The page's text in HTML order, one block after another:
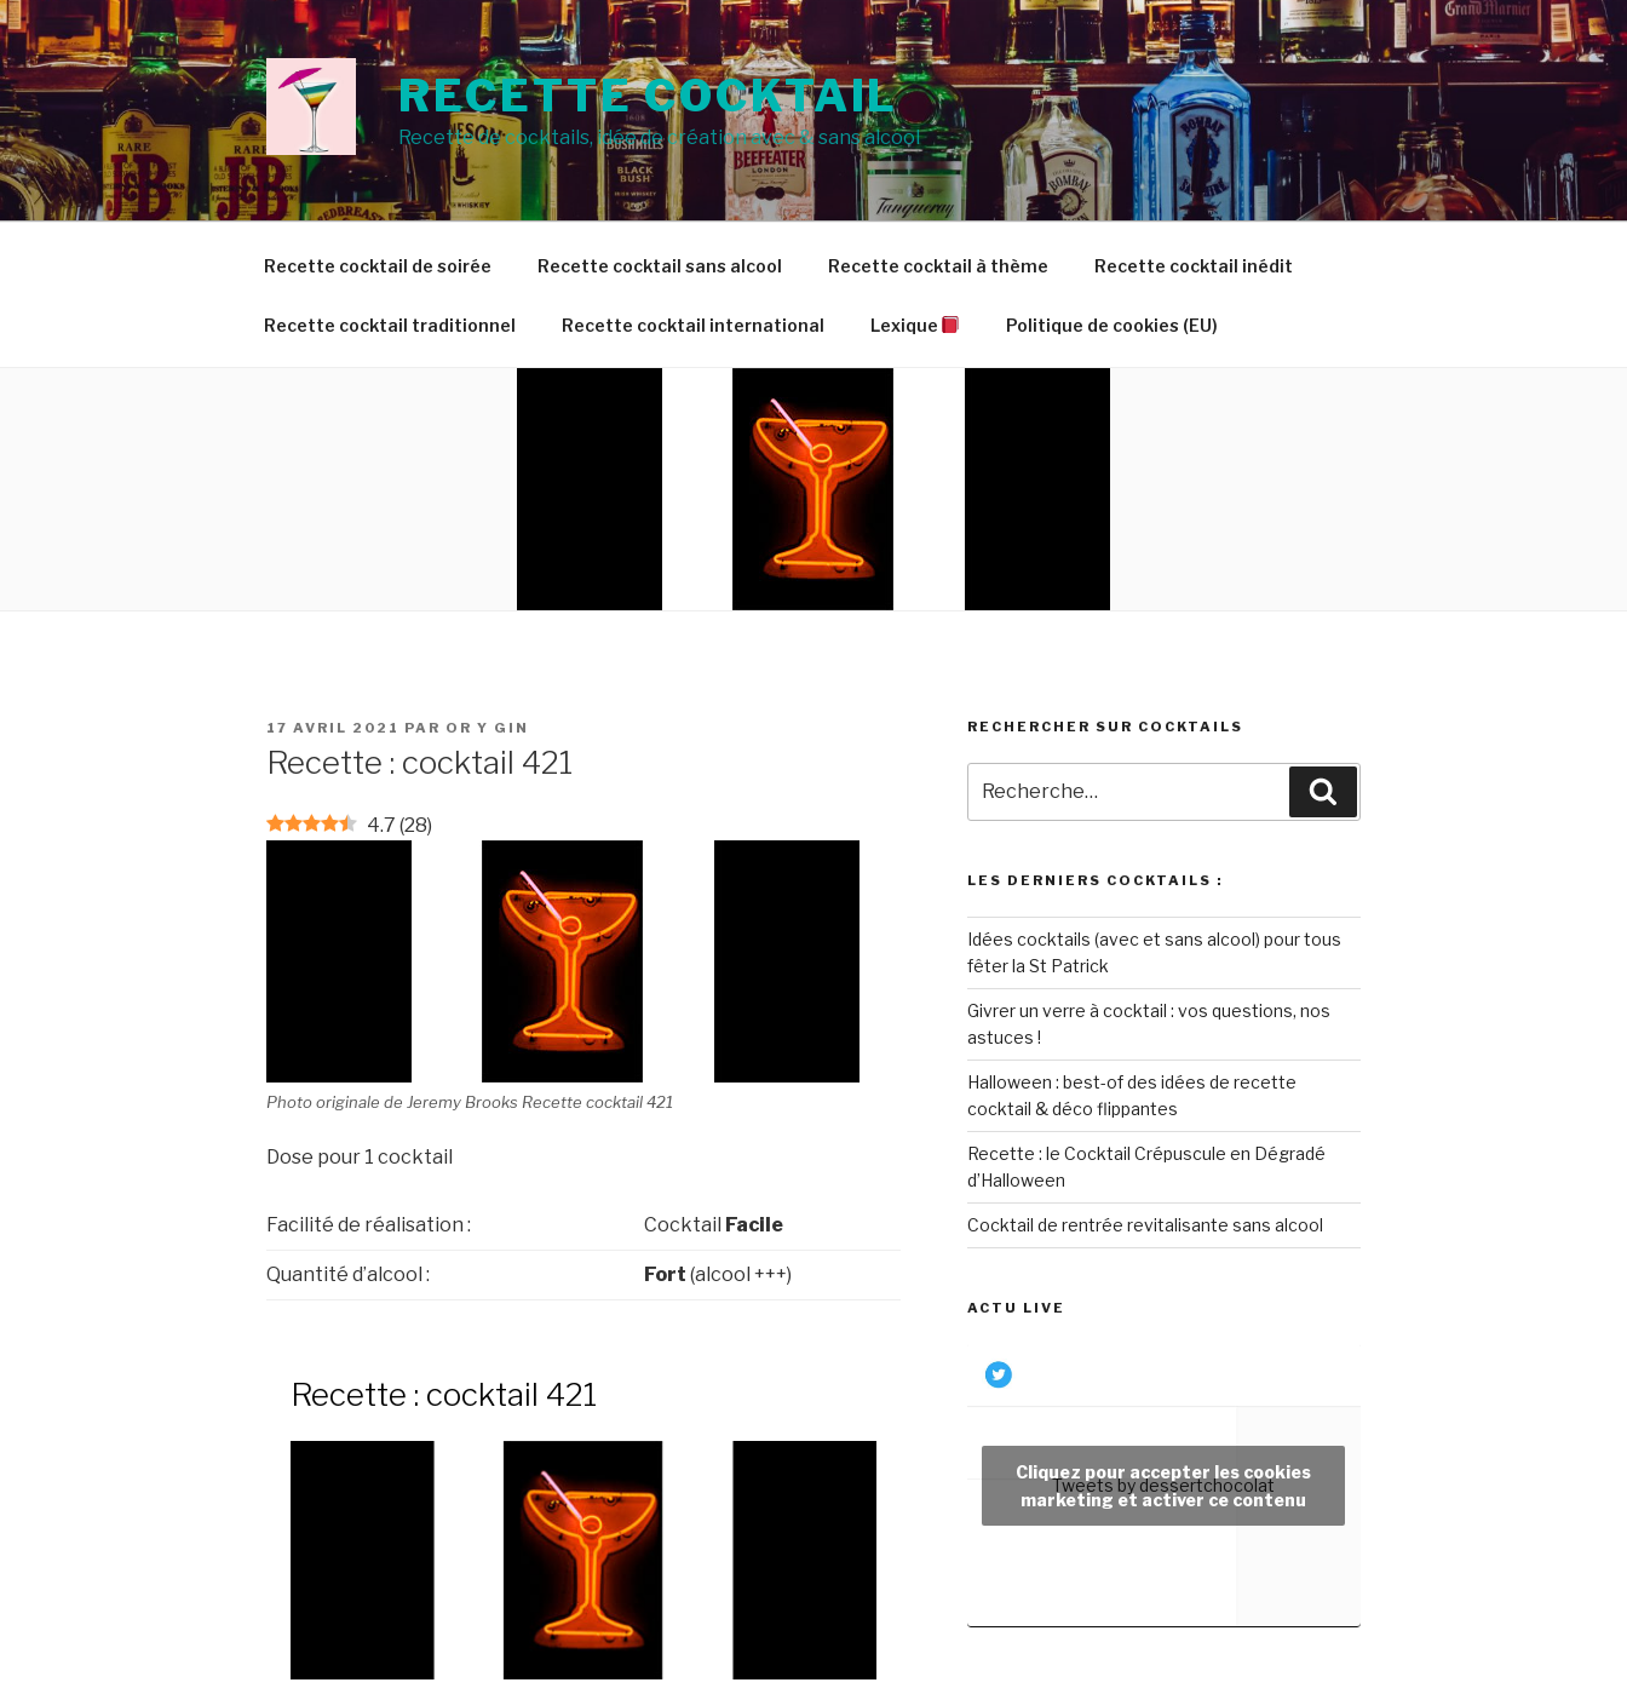
Aller
au
contenu
principal
RECETTE COCKTAIL
Recette de cocktails, idée de création avec & sans alcool
Recette cocktail de soirée Recette cocktail sans alcool Recette cocktail à thème Recette cocktail inédit
Recette cocktail traditionnel Recette cocktail international Lexique Politique de cookies (EU)
PUBLIÉ
17 AVRIL 2021 PAR OR Y GIN
Recette : cocktail 421
4.7 (28)
Photo originale de Jeremy Brooks Recette cocktail 421
Dose pour 1 cocktail
Facilité de réalisation : Cocktail Facile
Quantité d’alcool : Fort (alcool +++)
Recette : cocktail 421
RECHERCHER SUR COCKTAILS
pour
:
LES DERNIERS COCKTAILS :
Idées cocktails (avec et sans alcool) pour tous
fêter la St Patrick
Givrer un verre à cocktail : vos questions, nos
astuces !
Halloween : best-of des idées de recette
cocktail & déco flippantes
Recette : le Cocktail Crépuscule en Dégradé
d’Halloween
Cocktail de rentrée revitalisante sans alcool
ACTU LIVE
Tweets by dessertchocolat
Cliquez pour accepter les cookies
marketing et activer ce contenu